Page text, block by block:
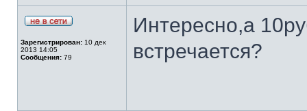
Зарегистрирован: 10 дек
2013 14:05
Сообщения: 79
Интересно,а
встречается?